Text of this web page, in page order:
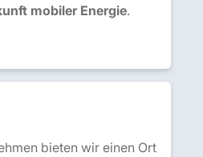
mobiler Energie.
bieten wir einen Ort